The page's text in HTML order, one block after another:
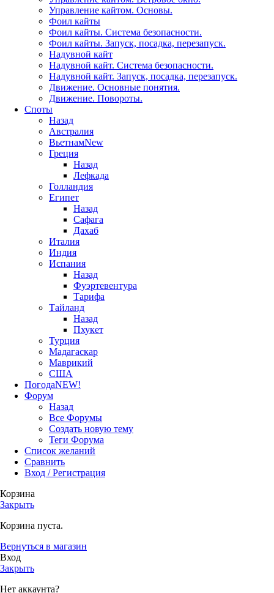
Управление кайтом. Основы.
Фоил кайты
Фоил кайты. Система безопасности.
Фоил кайты. Запуск, посадка, перезапуск.
Надувной кайт
Надувной кайт. Система безопасности.
Надувной кайт. Запуск, посадка, перезапуск.
Движение. Основные понятия.
Движение. Повороты.
Споты
Назад
Австралия
ВьетнамNew
Греция
Назад
Лефкада
Голландия
Египет
Назад
Сафага
Дахаб
Италия
Индия
Испания
Назад
Фуэртевентура
Тарифа
Тайланд
Назад
Пхукет
Турция
Мадагаскар
Маврикий
США
ПогодаNEW!
Форум
Назад
Все Форумы
Создать новую тему
Теги Форума
Список желаний
Сравнить
Вход / Регистрация
Корзина
Закрыть
Корзина пуста.
Вернуться в магазин
Вход
Закрыть
Нет аккаунта?